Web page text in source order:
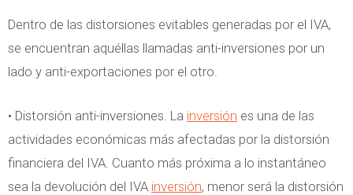
Dentro de las distorsiones evitables generadas por el IVA,
se encuentran aquéllas llamadas anti-inversiones por un
lado y anti-exportaciones por el otro.
• Distorsión anti-inversiones. La inversión es una de las
actividades económicas más afectadas por la distorsión
financiera del IVA. Cuanto más próxima a lo instantáneo
sea la devolución del IVA inversión, menor será la distorsión